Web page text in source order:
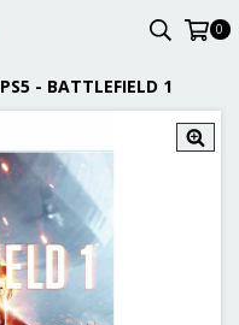
0
PS5 - BATTLEFIELD 1